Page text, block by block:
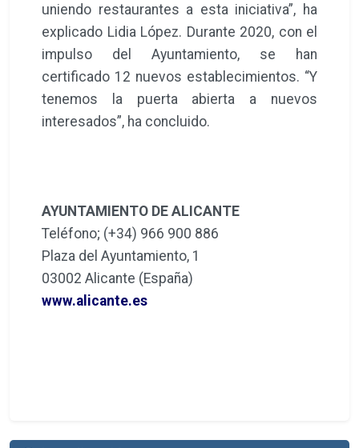
uniendo restaurantes a esta iniciativa”, ha
explicado Lidia López. Durante 2020, con el
impulso del Ayuntamiento, se han
certificado 12 nuevos establecimientos. “Y
tenemos la puerta abierta a nuevos
interesados”, ha concluido.
AYUNTAMIENTO DE ALICANTE
Teléfono; (+34) 966 900 886
Plaza del Ayuntamiento, 1
03002 Alicante (España)
www.alicante.es